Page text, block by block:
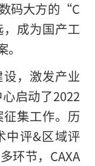
码大方的“C
成为国产工
，激发产业
启动了2022
集工作。历
中评&区域评
环节，CAXA